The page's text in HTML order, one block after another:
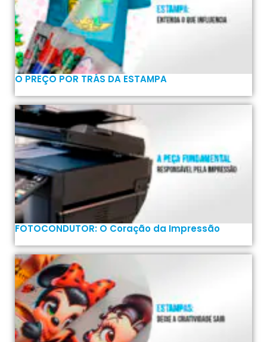
O PREÇO POR TRÁS DA ESTAMPA
FOTOCONDUTOR: O Coração da Impressão